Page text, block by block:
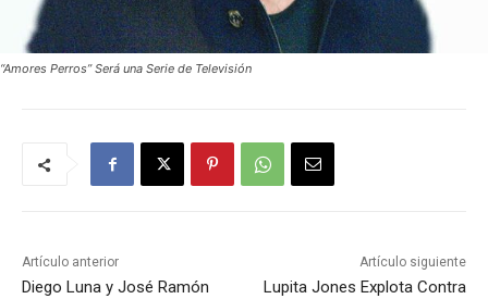
“Amores Perros” Será una Serie de Televisión
Artículo anterior
Diego Luna y José Ramón
Artículo siguiente
Lupita Jones Explota Contra